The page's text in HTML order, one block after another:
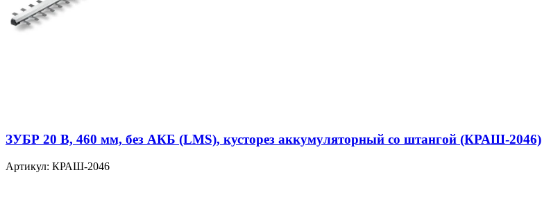
ЗУБР 20 В, 460 мм, без АКБ (LMS), кусторез аккумуляторный со штангой (КРАШ-2046)
Артикул: КРАШ-2046